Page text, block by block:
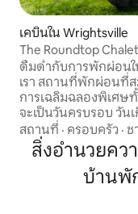
เคบินใน Wrightsville
The Roundtop
แมนติก)
ดื่มด่ำกับการพักผ่อน
เรา สถานที่พักผ่อนที่
การเฉลิมฉลองพิเศษ
จะเป็นวันครบรอบ วัน
หลบหนีจากกิจวัตรปร
เคบินนี้ออกแบบมาอ
สำหรับการพักผ่อนแ
ผสานเสน่ห์แบบชนบ
สบายที่ทันสมัยอย่าง
สถานที่ · ครอบครัว · ช
สิ่งอำนวยคว
บ้านพั